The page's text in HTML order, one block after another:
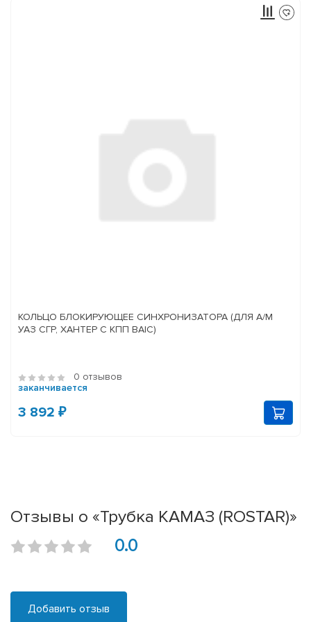
КОЛЬЦО БЛОКИРУЮЩЕЕ СИНХРОНИЗАТОРА (ДЛЯ А/М
УАЗ СГР, ХАНТЕР С КПП BAIC)
0 отзывов
заканчивается
3 892 ₽
Отзывы о «Трубка КАМАЗ (ROSTAR)»
0.0
Добавить отзыв